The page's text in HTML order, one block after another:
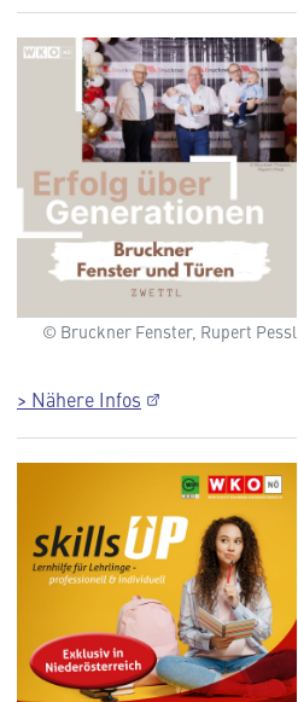
© Bruckner Fenster, Rupert Pessl
> Nähere Infos